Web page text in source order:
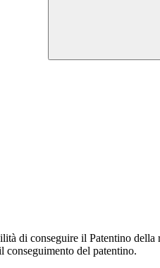
di conseguire il Patentino
conseguimento del patentino.